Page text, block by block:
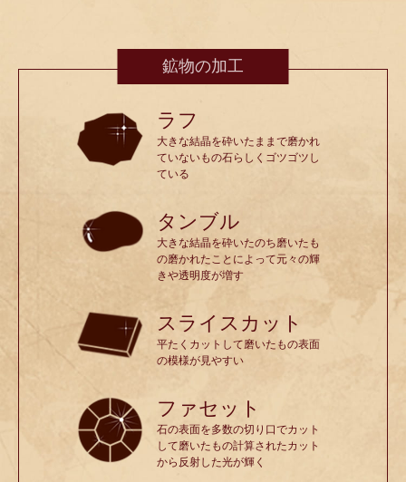
鉱物の加工
ラフ
大きな結晶を砕いたままで磨かれ
ていないもの石らしくゴツゴツし
ている
タンブル
大きな結晶を砕いたのち磨いたも
の磨かれたことによって元々の輝
きや透明度が増す
スライスカット
平たくカットして磨いたもの表面
の模様が見やすい
ファセット
石の表面を多数の切り口でカット
して磨いたもの計算されたカット
から反射した光が輝く